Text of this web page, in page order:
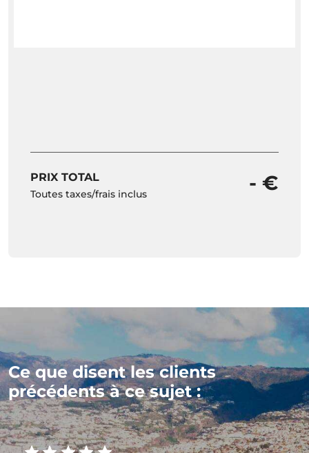
PRIX TOTAL
Toutes taxes/frais inclus - €
Ce que disent les clients
précédents à ce sujet :